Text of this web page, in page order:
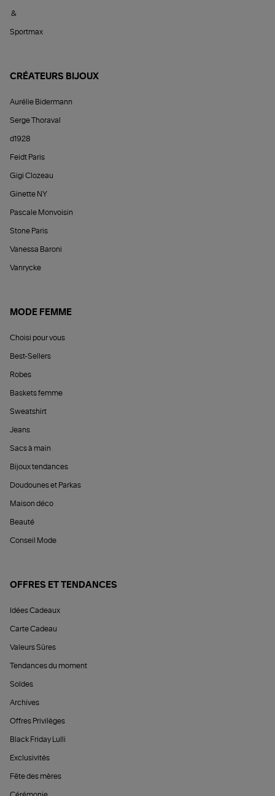
&
Sportmax
CRÉATEURS BIJOUX
Aurélie Bidermann
Serge Thoraval
d1928
Feidt Paris
Gigi Clozeau
Ginette NY
Pascale Monvoisin
Stone Paris
Vanessa Baroni
Vanrycke
MODE FEMME
Choisi pour vous
Best-Sellers
Robes
Baskets femme
Sweatshirt
Jeans
Sacs à main
Bijoux tendances
Doudounes et Parkas
Maison déco
Beauté
Conseil Mode
OFFRES ET TENDANCES
Idées Cadeaux
Carte Cadeau
Valeurs Sûres
Tendances du moment
Soldes
Archives
Offres Privilèges
Black Friday Lulli
Exclusivités
Fête des mères